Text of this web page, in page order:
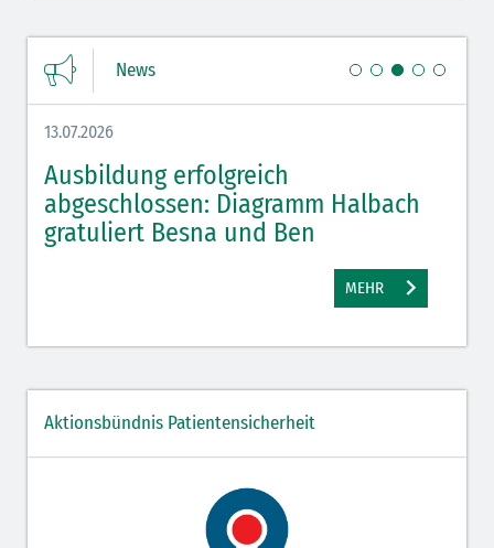
News
13.07.2026
Ausbildung erfolgreich
abgeschlossen: Diagramm Halbach
gratuliert Besna und Ben
MEHR
Aktionsbündnis Patientensicherheit